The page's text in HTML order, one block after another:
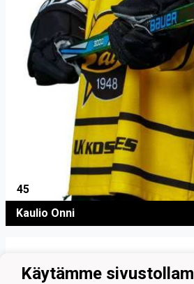
45
Kaulio Onni
Käytämme